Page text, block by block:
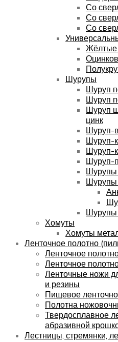
Со
Со
Со
Жёлтые
Шурупы
Шуруп
Шуруп
Шуруп
цинк
Шуруп-
Шуруп-
Шуруп-
Шуруп-
Шурупы
Шурупы
Шурупы
Хомуты
Хомуты
Ленточное полотно
Ленточное
Ленточное
Ленточные ножи
и резины
Пищевое
Полотна
Твердосплавное
абразивной
Лестницы, стремянки,